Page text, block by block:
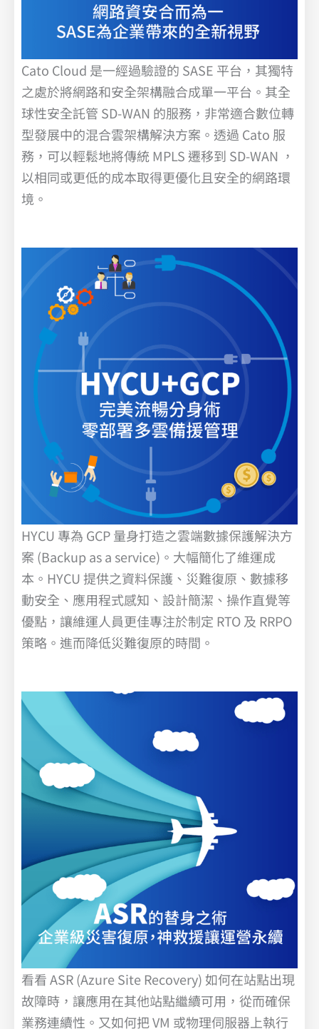
Cato Cloud 是一經過驗證的 SASE 平台，其獨特
之處於將網路和安全架構融合成單一平台。其全
球性安全託管 SD-WAN 的服務，非常適合數位轉
型發展中的混合雲架構解決方案。透過 Cato 服
務，可以輕鬆地將傳統 MPLS 遷移到 SD-WAN ，
以相同或更低的成本取得更優化且安全的網路環
境。
HYCU 專為 GCP 量身打造之雲端數據保護解決方
案 (Backup as a service)。大幅簡化了維運成
本。HYCU 提供之資料保護、災難復原、數據移
動安全、應用程式感知、設計簡潔、操作直覺等
優點，讓維運人員更佳專注於制定 RTO 及 RRPO
策略。進而降低災難復原的時間。
看看 ASR (Azure Site Recovery) 如何在站點出現
故障時，讓應用在其他站點繼續可用，從而確保
業務連續性。又如何把 VM 或物理伺服器上執行